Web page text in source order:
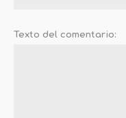
Texto del comentario: